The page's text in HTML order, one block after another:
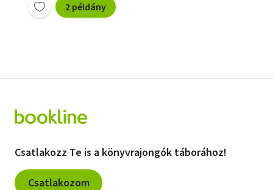
2 példány
Csatlakozz Te is a könyvrajongók táborához!
Csatlakozom